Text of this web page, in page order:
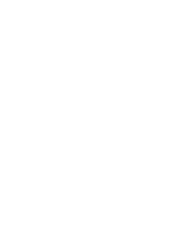
института
людей, способных
новых вершин и не устающих
сотрудников ФГБНУ